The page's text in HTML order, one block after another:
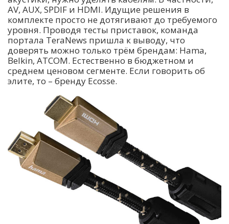
AV, AUX, SPDIF и HDMI. Идущие решения в
комплекте просто не дотягивают до требуемого
уровня. Проводя тесты приставок, команда
портала TeraNews пришла к выводу, что
доверять можно только трём брендам: Hama,
Belkin, ATCOM. Естественно в бюджетном и
среднем ценовом сегменте. Если говорить об
элите, то – бренду Ecosse.